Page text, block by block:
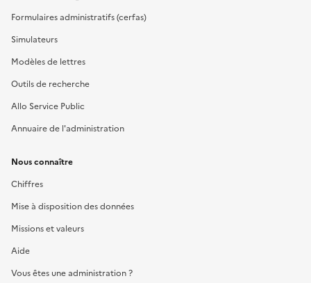
Formulaires administratifs (cerfas)
Simulateurs
Modèles de lettres
Outils de recherche
Allo Service Public
Annuaire de l'administration
Nous connaître
Chiffres
Mise à disposition des données
Missions et valeurs
Aide
Vous êtes une administration ?